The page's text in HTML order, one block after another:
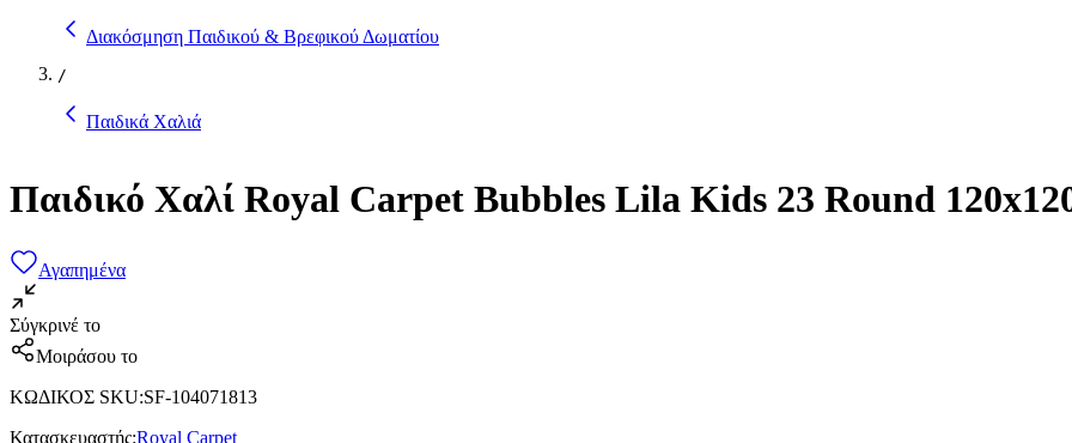
Διακόσμηση Παιδικού & Βρεφικού Δωματίου
/
Παιδικά Χαλιά
Παιδικό Χαλί Royal Carpet Bubbles Lila Kids 23 Round
Αγαπημένα
Σύγκρινέ το
Μοιράσου το
ΚΩΔΙΚΟΣ SKU:SF-104071813
Κατασκευαστής:Royal Carpet